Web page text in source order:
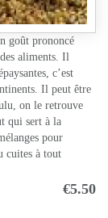
goût prononcé
aliments. Il
c’est
Il peut être
on le retrouve
qui sert à la
pour
cuites à tout
€5.50